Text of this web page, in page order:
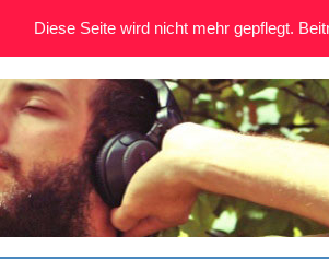
Diese Seite wird nicht mehr gepflegt.